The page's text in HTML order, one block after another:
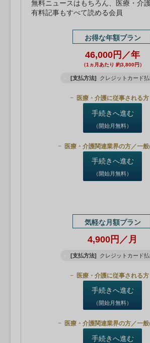
無料ニュースはもちろん、医療・介
有料記事もすべて読める会員
お得な年額プラン
46,000円／年
（1ヵ月あたり 約3,800円）
[支払方法] クレジットカード
医療・介護に従事される方
手続きへ進む
（開始月無料）
医療・介護関連業界の方／一
手続きへ進む
（開始月無料）
気軽な月額プラン
4,900円／月
[支払方法] クレジットカード
医療・介護に従事される方
手続きへ進む
（開始月無料）
医療・介護関連業界の方／一
手続きへ進む